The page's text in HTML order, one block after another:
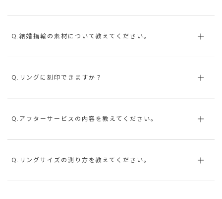
Q.結婚指輪の素材について教えてください。
Q.リングに刻印できますか？
Q.アフターサービスの内容を教えてください。
Q.リングサイズの測り方を教えてください。